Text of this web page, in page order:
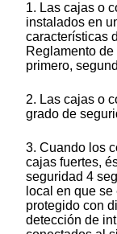
1. Las cajas o
instalados en
características
Reglamento
primero,
2. Las cajas o
grado de
3. Cuando los
cajas fuertes,
seguridad 4
local en que
protegido con
detección de